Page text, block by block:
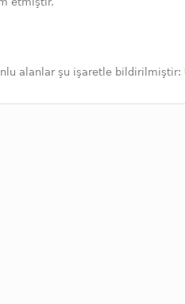
alanlar şu işaretle bildirilmiştir: